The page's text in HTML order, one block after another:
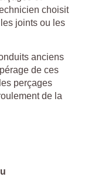
choisit
joints ou les
anciens
de ces
perçages
de la